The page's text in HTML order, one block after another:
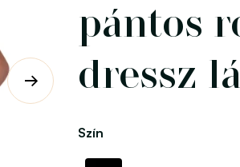
pántos
dressz
Szín